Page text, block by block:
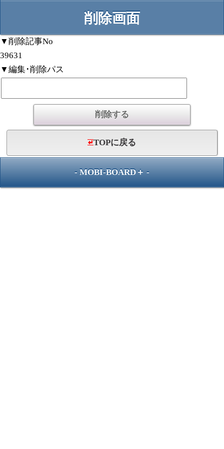
削除画面
▼削除記事No
39631
▼編集･削除パス
TOPに戻る
- MOBI-BOARD＋ -